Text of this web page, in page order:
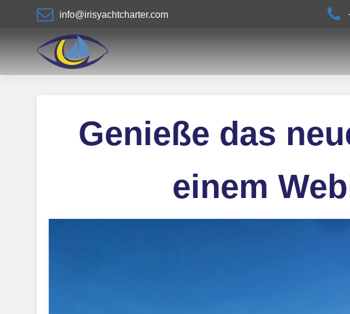
info@irisyachtcharter.com
Genieße das
einem